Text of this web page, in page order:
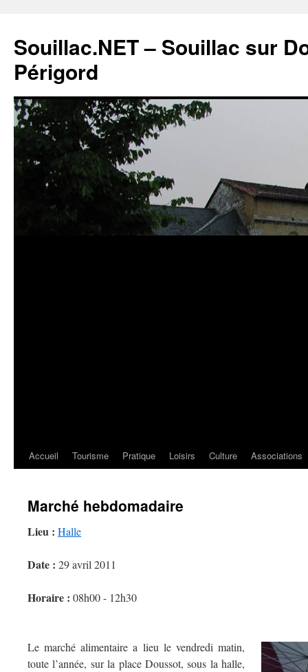
Souillac.NET – Souillac sur
Périgord
Accueil Tourisme Pratique Loisirs Culture Associations
Marché hebdomadaire
Lieu : Halle
Date : 29 avril 2011
Horaire : 08h00 - 12h30
Le marché alimentaire a lieu le vendredi matin,
toute l’année, sur la place Doussot, sous la halle,